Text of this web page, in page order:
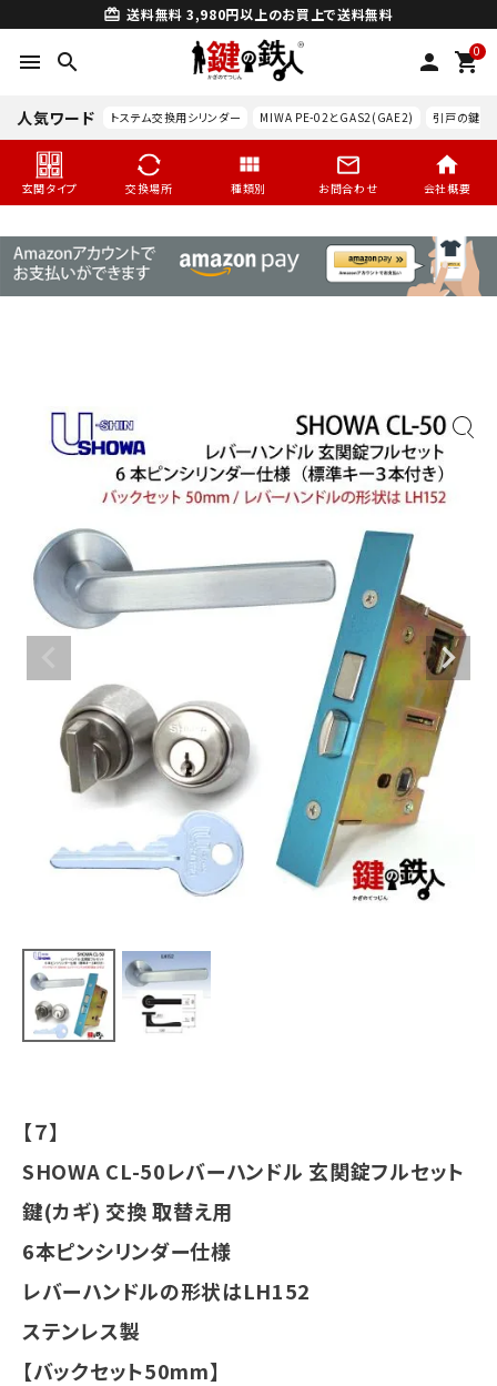
card_giftcard 送料無料 3,980円以上のお買上で送料無料
menu search person 0
shopping_cart
人気ワード トステム交換用シリンダー MIWA PE-02とGAS2(GAE2) 引戸の鍵交
玄関タイプ 交換場所 種類別 お問合わせ 会社概要
search
室内錠
ドアノブの交換
レバーハンドルのみ交換
暗証番号錠
認知症対策
INFORMATION
meeting_room
【７】
SHOWA CL-50レバーハンドル 玄関錠フルセット
鍵(カギ) 交換 取替え用
6本ピンシリンダー仕様
レバーハンドルの形状はLH152
ステンレス製
【バックセット50mm】